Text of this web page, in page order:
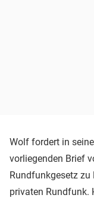
Wolf fordert in
vorliegenden Brief
Rundfunkgesetz zu
privaten Rundfunk.